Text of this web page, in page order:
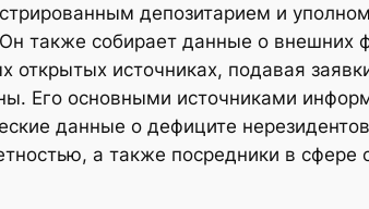
депозитарием и
также собирает данные о внешних
открытых источниках, подавая
Его основными источниками
данные о дефиците
а также посредники в сфере